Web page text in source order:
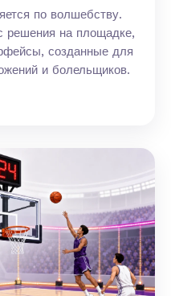
по волшебству.
решения на площадке,
созданные для
и болельщиков.